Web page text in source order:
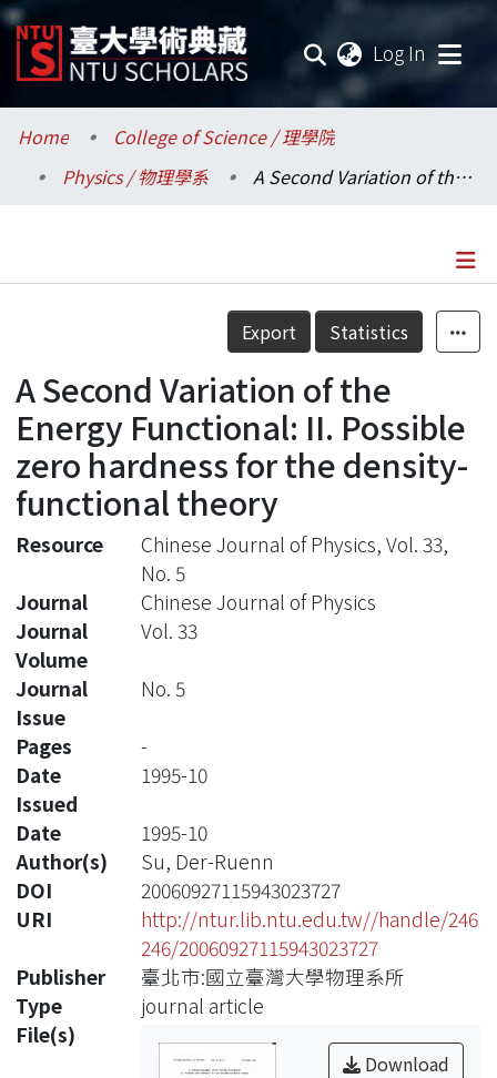
Log In
Communities & Collections
Research Outputs
Statistics
Home
College of Science / 理學院
Physics / 物理學系
A Second Variation of the Energy Functional: II. Possible zero hardness for the density-functional theory
Details
Export Statistics
A Second Variation of the
Energy Functional: II. Possible
zero hardness for the density-
functional theory
Resource
Chinese Journal of Physics, Vol. 33,
No. 5
Journal
Chinese Journal of Physics
Journal
Volume
Vol. 33
Journal
Issue
No. 5
Pages
-
Date
Issued
1995-10
Date
1995-10
Author(s)
Su, Der-Ruenn
DOI
20060927115943023727
URI
http://ntur.lib.ntu.edu.tw//handle/246
246/20060927115943023727
Publisher
臺北市:國立臺灣大學物理系所
Type
journal article
File(s)
Download